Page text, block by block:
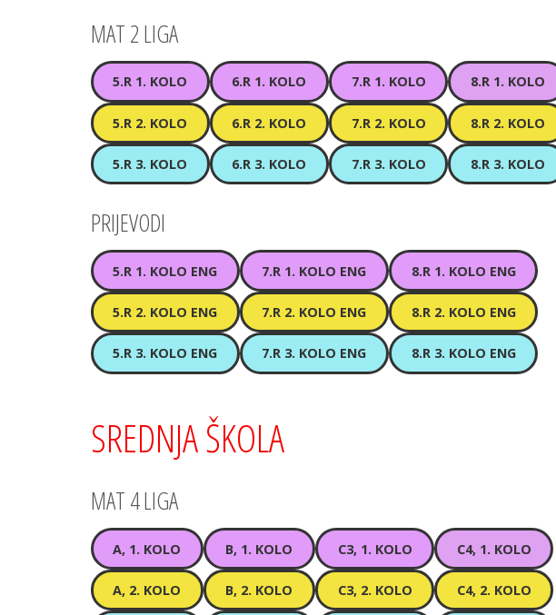
MAT 2 LIGA
5.R 1. KOLO 6.R 1. KOLO 7.R 1. KOLO 8.R 1. KOLO
5.R 2. KOLO 6.R 2. KOLO 7.R 2. KOLO 8.R 2. KOLO
5.R 3. KOLO 6.R 3. KOLO 7.R 3. KOLO 8.R 3. KOLO
PRIJEVODI
5.R 1. KOLO ENG 7.R 1. KOLO ENG 8.R 1. KOLO ENG
5.R 2. KOLO ENG 7.R 2. KOLO ENG 8.R 2. KOLO ENG
5.R 3. KOLO ENG 7.R 3. KOLO ENG 8.R 3. KOLO ENG
SREDNJA ŠKOLA
MAT 4 LIGA
A, 1. KOLO B, 1. KOLO C3, 1. KOLO C4, 1. KOLO
A, 2. KOLO B, 2. KOLO C3, 2. KOLO C4, 2. KOLO